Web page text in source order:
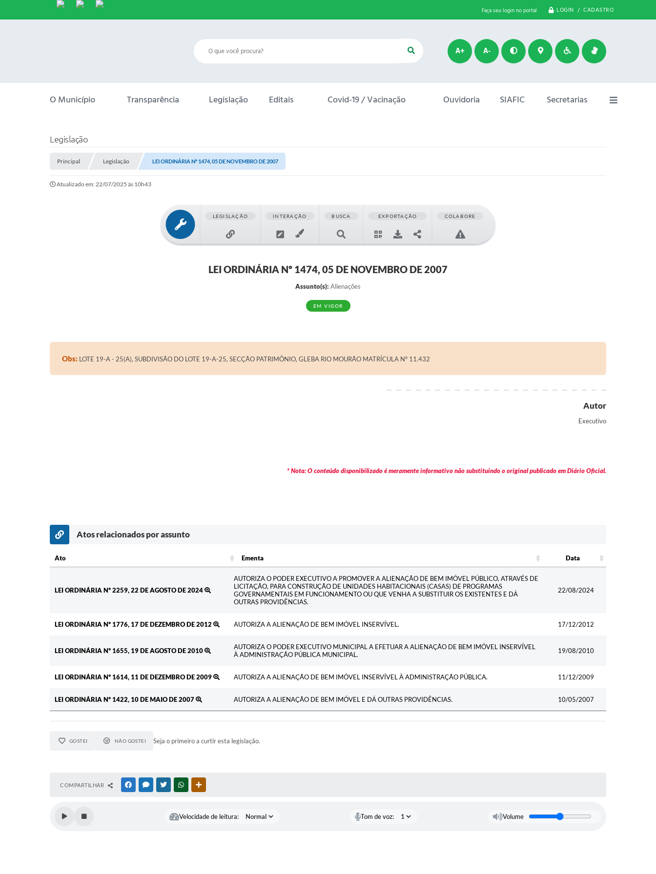
Faça seu login no portal LOGIN / CADASTRO
A+ A-
O Município Transparência Legislação Editais Covid-19 / Vacinação Ouvidoria SIAFIC Secretarias
Legislação
Principal Legislação LEI ORDINÁRIA Nº 1474, 05 DE NOVEMBRO DE 2007
Atualizado em: 22/07/2025 às 10h43
LEGISLAÇÃO INTERAÇÃO BUSCA EXPORTAÇÃO COLABORE
LEI ORDINÁRIA Nº 1474, 05 DE NOVEMBRO DE 2007
Assunto(s): Alienações
EM VIGOR
Obs: LOTE 19-A - 25(A), SUBDIVISÃO DO LOTE 19-A-25, SECÇÃO PATRIMÔNIO, GLEBA RIO MOURÃO MATRÍCULA Nº 11.432
Autor
Executivo
* Nota: O conteúdo disponibilizado é meramente informativo não substituindo o original publicado em Diário Oficial.
Atos relacionados por assunto
Ato Ementa
Data
LEI ORDINÁRIA Nº 2259, 22 DE AGOSTO DE 2024
AUTORIZA O PODER EXECUTIVO A PROMOVER A ALIENAÇÃO DE BEM IMÓVEL PÚBLICO, ATRAVÉS DE
LICITAÇÃO, PARA CONSTRUÇÃO DE UNIDADES HABITACIONAIS (CASAS) DE PROGRAMAS
GOVERNAMENTAIS EM FUNCIONAMENTO OU QUE VENHA A SUBSTITUIR OS EXISTENTES E DÁ
OUTRAS PROVIDÊNCIAS.
22/08/2024
LEI ORDINÁRIA Nº 1776, 17 DE DEZEMBRO DE 2012 AUTORIZA A ALIENAÇÃO DE BEM IMÓVEL INSERVÍVEL. 17/12/2012
LEI ORDINÁRIA Nº 1655, 19 DE AGOSTO DE 2010
AUTORIZA O PODER EXECUTIVO MUNICIPAL A EFETUAR A ALIENAÇÃO DE BEM IMÓVEL INSERVÍVEL
À ADMINISTRAÇÃO PÚBLICA MUNICIPAL.
19/08/2010
LEI ORDINÁRIA Nº 1614, 11 DE DEZEMBRO DE 2009 AUTORIZA A ALIENAÇÃO DE BEM IMÓVEL INSERVÍVEL À ADMINISTRAÇÃO PÚBLICA. 11/12/2009
LEI ORDINÁRIA Nº 1422, 10 DE MAIO DE 2007 AUTORIZA A ALIENAÇÃO DE BEM IMÓVEL E DÁ OUTRAS PROVIDÊNCIAS. 10/05/2007
GOSTEI NÃO GOSTEI Seja o primeiro a curtir esta legislação.
COMPARTILHAR FACEBOOKMESSENGER
TWITTERWHATSAPP
Velocidade de leitura: Tom de voz: Volume